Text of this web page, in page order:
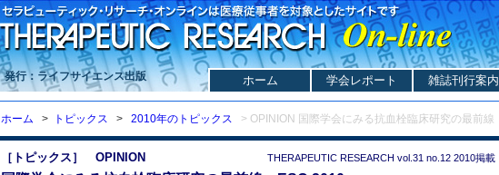
発行：ライフサイエンス出版 ホーム 学会レポート 雑誌刊行案内
ホーム > トピックス > 2010年のトピックス > OPINION 国際学会にみる抗血栓臨床研究の最前線
［トピックス］ OPINION THERAPEUTIC RESEARCH vol.31 no.12 2010掲載